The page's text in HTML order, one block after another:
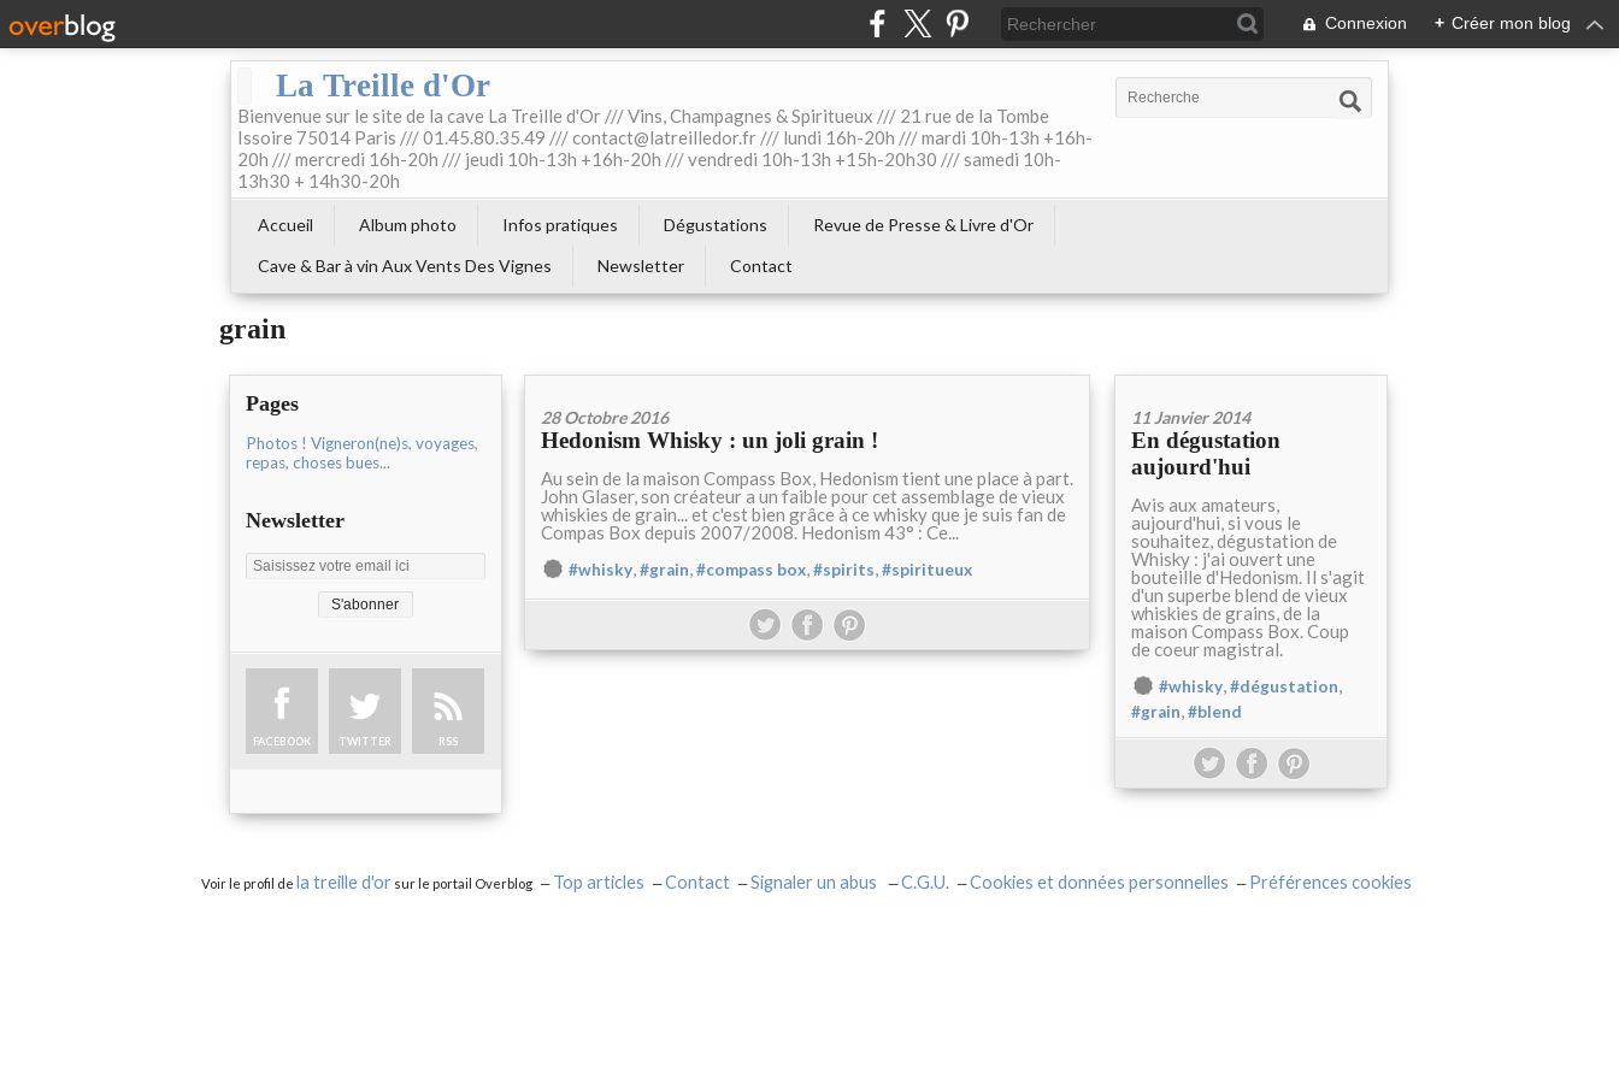
Connexion + Créer mon blog
La Treille d'Or
Bienvenue sur le site de la cave La Treille d'Or /// Vins, Champagnes & Spiritueux /// 21 rue de la Tombe
Issoire 75014 Paris /// 01.45.80.35.49 /// contact@latreilledor.fr /// lundi 16h-20h /// mardi 10h-13h +16h-
20h /// mercredi 16h-20h /// jeudi 10h-13h +16h-20h /// vendredi 10h-13h +15h-20h30 /// samedi 10h-
13h30 + 14h30-20h
Accueil Album photo Infos pratiques Dégustations
Revue de Presse & Livre d'Or
Cave & Bar à vin Aux Vents Des Vignes
Newsletter Contact
grain
Pages
Photos ! Vigneron(ne)s, voyages,
repas, choses bues...
Newsletter
FACEBOOK TWITTER RSS
28 Octobre 2016
Hedonism Whisky : un joli grain !
Au sein de la maison Compass Box, Hedonism tient une place à part.
John Glaser, son créateur a un faible pour cet assemblage de vieux
whiskies de grain... et c'est bien grâce à ce whisky que je suis fan de
Compas Box depuis 2007/2008. Hedonism 43° : Ce...
#whisky,#grain,#compass box,#spirits,#spiritueux
11 Janvier 2014
En dégustation
aujourd'hui
Avis aux amateurs,
aujourd'hui, si vous le
souhaitez, dégustation de
Whisky : j'ai ouvert une
bouteille d'Hedonism. Il s'agit
d'un superbe blend de vieux
whiskies de grains, de la
maison Compass Box. Coup
de coeur magistral.
#whisky,#dégustation,
#grain,#blend
Voir le profil de la treille d'orsur le portail Overblog Top articles Contact Signaler un abus C.G.U. Cookies et données personnelles Préférences cookies